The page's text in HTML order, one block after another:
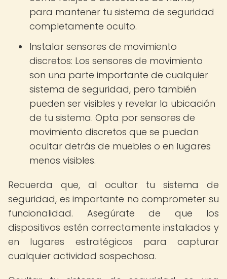
para mantener tu sistema de seguridad
completamente oculto.
Instalar sensores de movimiento
discretos: Los sensores de movimiento
son una parte importante de cualquier
sistema de seguridad, pero también
pueden ser visibles y revelar la ubicación
de tu sistema. Opta por sensores de
movimiento discretos que se puedan
ocultar detrás de muebles o en lugares
menos visibles.
Recuerda que, al ocultar tu sistema de
seguridad, es importante no comprometer su
funcionalidad. Asegúrate de que los
dispositivos estén correctamente instalados y
en lugares estratégicos para capturar
cualquier actividad sospechosa.